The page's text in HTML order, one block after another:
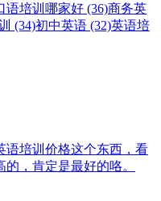
语培训哪家好 (36)商务英
(34)初中英语 (32)英语培
语培训价格这个东西，看
，肯定是最好的咯。